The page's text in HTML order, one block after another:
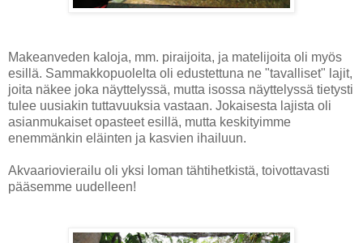
Makeanveden kaloja, mm. piraijoita, ja matelijoita oli myös
esillä. Sammakkopuolelta oli edustettuna ne "tavalliset" lajit,
joita näkee joka näyttelyssä, mutta isossa näyttelyssä tietysti
tulee uusiakin tuttavuuksia vastaan. Jokaisesta lajista oli
asianmukaiset opasteet esillä, mutta keskityimme
enemmänkin eläinten ja kasvien ihailuun.
Akvaariovierailu oli yksi loman tähtihetkistä, toivottavasti
pääsemme uudelleen!